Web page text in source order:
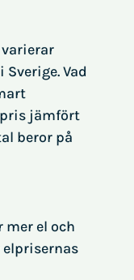
Vad
jämfört
beror på
el och
elprisernas